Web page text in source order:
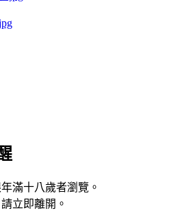
滿十八歲者瀏覽。
立即離開。